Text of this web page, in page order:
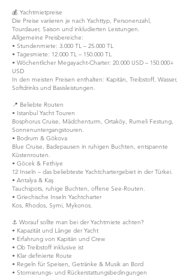
💰 Yachtmietpreise
Die Preise variieren je nach Yachttyp, Personenzahl,
Tourdauer, Saison und inkludierten Leistungen.
Allgemeine Preisbereiche:
• Stundenmiete: 3.000 TL – 25.000 TL
• Tagesmiete: 12.000 TL – 150.000 TL
• Wöchentlicher Megayacht-Charter: 20.000 USD – 150.000+
USD
In den meisten Preisen enthalten: Kapitän, Treibstoff, Wasser,
Softdrinks und Basisleistungen.
📍 Beliebte Routen
• Istanbul Yacht Touren
Bosphorus Cruise, Mädchenturm, Ortaköy, Rumeli Festung,
Sonnenuntergangstouren.
• Bodrum & Gökova
Blue Cruise, Badepausen in ruhigen Buchten, entspannte
Küstenrouten.
• Göcek & Fethiye
12 Inseln – das beliebteste Yachtchartergebiet in der Türkei.
• Antalya & Kaş
Tauchspots, ruhige Buchten, offene See-Routen.
• Griechische Inseln Yachtcharter
Kos, Rhodos, Symi, Mykonos.
⚓ Worauf sollte man bei der Yachtmiete achten?
• Kapazität und Länge der Yacht
• Erfahrung von Kapitän und Crew
• Ob Treibstoff inklusive ist
• Klar definierte Route
• Regeln für Speisen, Getränke & Musik an Bord
• Stornierungs- und Rückerstattungsbedingungen